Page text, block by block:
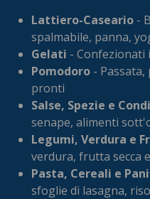
Lattiero-Caseario -
spalmabile, panna,
Gelati - Confezionati
Pomodoro -
pronti
Salse, Spezie e
senape, alimenti
Legumi, Verdura e
verdura, frutta secca
Pasta, Cereali e
sfoglie di lasagna,